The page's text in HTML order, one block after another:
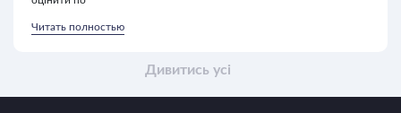
Дивитись усі
Читать полностью